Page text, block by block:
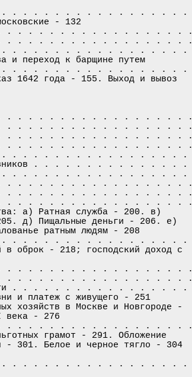
. . . . . . . . . . . . . . . . . . . . . .
- 132
. . . . . . . . . . . . . . . . . . . .
. . . . . . . . . . . . . . . . . . . . .
. . . . . . . . . . . . . . . . . . . . . .
и переход к барщине путем
. . . . . . . . . . . . . . . . . . . . .
1642 года - 155. Выход и вывоз
. . . . . . . . . . . . . . . . . . . .
. . . . . . . . . . . . . . . . .
. . . . . . . . . . . . . . . . . . .
. . . . . . . . . . . . . . . . . .
. . . . . . . . . . . . . . . . . . . .
чиновников . . . . . . . . . . . . . . .
. . . . . . . . . . . . . . . . . . .
. . . . . . . . . . . . . . . . . . . .
. . . . . . . . . . . . . . . . .
. . . . . . . . . . . . . . . .
а) Ратная служба - 200. в)
д) Пищальные деньги - 206. е)
ратным людям - 208
. . . . . . . . . . . . . . . . . . . .
в оброк - 218; господский доход с
. . . . . . . . . . . . . . . . . . . . .
. . . . . . . . . . . . . . . . . .
. . . . . . . . . . . . . . . . .
и платеж с живущего - 251
хозяйств в Москве и Новгороде -
века - 276
. . . . . . . . . . . . . . . . . . . .
грамот - 291. Обложение
- 301. Белое и черное тягло - 304
. . . . . . . . . . . . . . . . . . .